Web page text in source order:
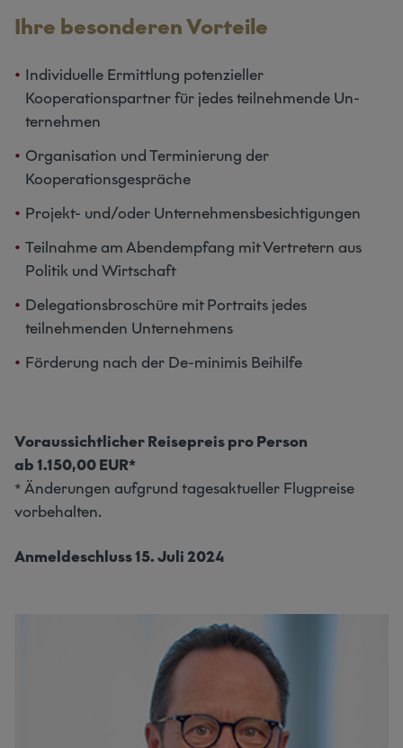
Ihre besonderen Vorteile
Individuelle Ermittlung potenzieller
Kooperationspartner für jedes teilnehmende Un­
ternehmen
Organisation und Terminierung der
Kooperationsgespräche
Projekt- und/oder Unternehmensbesichtigungen
Teilnahme am Abendempfang mit Vertretern aus
Politik und Wirtschaft
Delegationsbroschüre mit Portraits jedes
teilnehmenden Unternehmens
Förderung nach der De-minimis Beihilfe
Voraussichtlicher Reisepreis pro Person
ab 1.150,00 EUR*
* Änderungen aufgrund tagesaktueller Flugpreise
vorbehalten.
Anmeldeschluss 15. Juli 2024